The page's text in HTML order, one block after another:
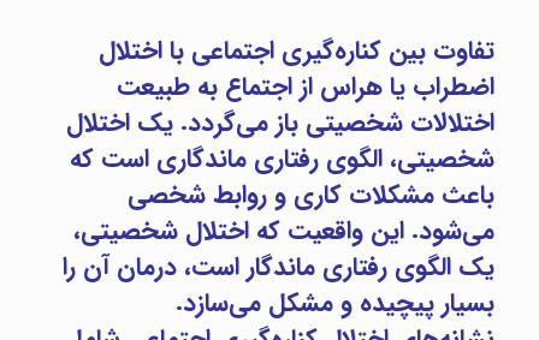
تفاوت بین کناره‌گیری اجتماعی با اختلال
اضطراب یا هراس از اجتماع به طبیعت
اختلالات شخصیتی باز می‌گردد. یک اختلال
شخصیتی، الگوی رفتاری ماندگاری است که
باعث مشکلات کاری و روابط شخصی
می‌شود. این واقعیت که اختلال شخصیتی،
یک الگوی رفتاری ماندگار است، درمان آن را
بسیار پیچیده و مشکل می‌سازد.